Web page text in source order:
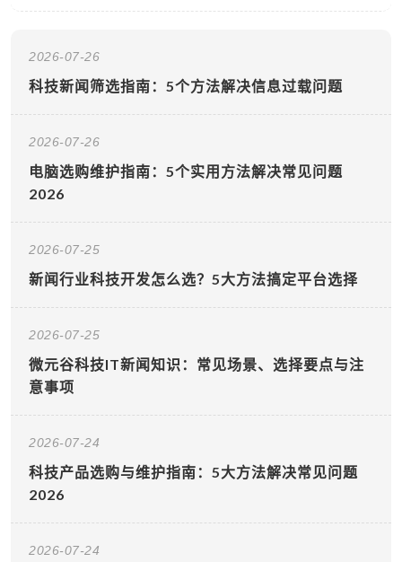
2026-07-26
科技新闻筛选指南：5个方法解决信息过载问题
2026-07-26
电脑选购维护指南：5个实用方法解决常见问题
2026
2026-07-25
新闻行业科技开发怎么选？5大方法搞定平台选择
2026-07-25
微元谷科技IT新闻知识：常见场景、选择要点与注
意事项
2026-07-24
科技产品选购与维护指南：5大方法解决常见问题
2026
2026-07-24